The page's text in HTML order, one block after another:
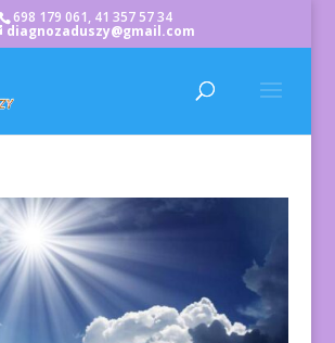
698 179 061, 41 357 57 34
diagnozaduszy@gmail.com